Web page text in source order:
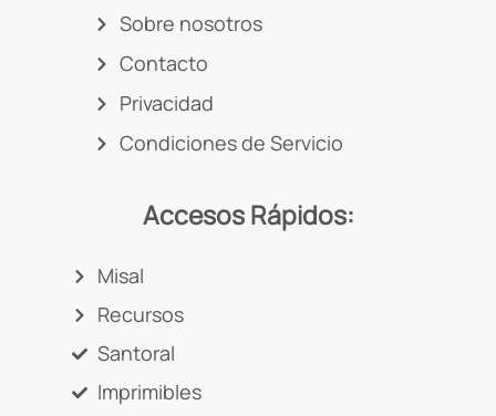
Sobre nosotros
Contacto
Privacidad
Condiciones de Servicio
Accesos Rápidos:
Misal
Recursos
Santoral
Imprimibles